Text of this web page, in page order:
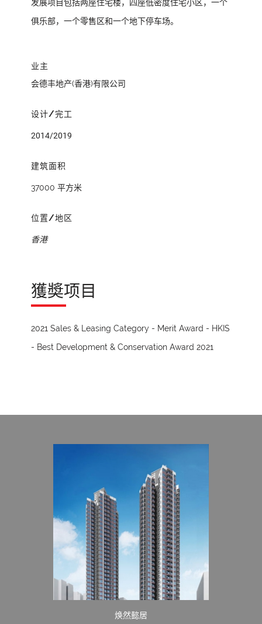
发展项目包括两座住宅楼，四座低密度住宅小区，一个
俱乐部，一个零售区和一个地下停车场。
业主
会德丰地产(香港)有限公司
设计/完工
2014/2019
建筑面积
37000 平方米
位置/地区
香港
獲奬项目
2021 Sales & Leasing Category - Merit Award - HKIS
- Best Development & Conservation Award 2021
焕然懿居